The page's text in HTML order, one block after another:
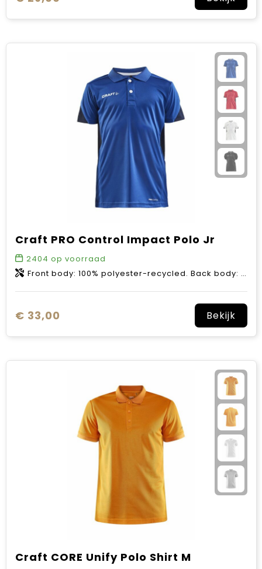
Craft PRO Control Impact Polo Jr
2404 op voorraad
Front body: 100% polyester-recycled. Back body: 97% polyester-recycled, 3% polyester.
€ 33,00 Bekijk
Craft CORE Unify Polo Shirt M